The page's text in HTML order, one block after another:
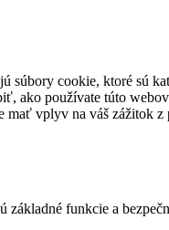
súbory cookie, ktoré sú
ako používate túto
mať vplyv na váš zážitok z
základné funkcie a